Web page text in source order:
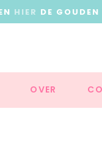
HIER DE GOUDEN
OVER